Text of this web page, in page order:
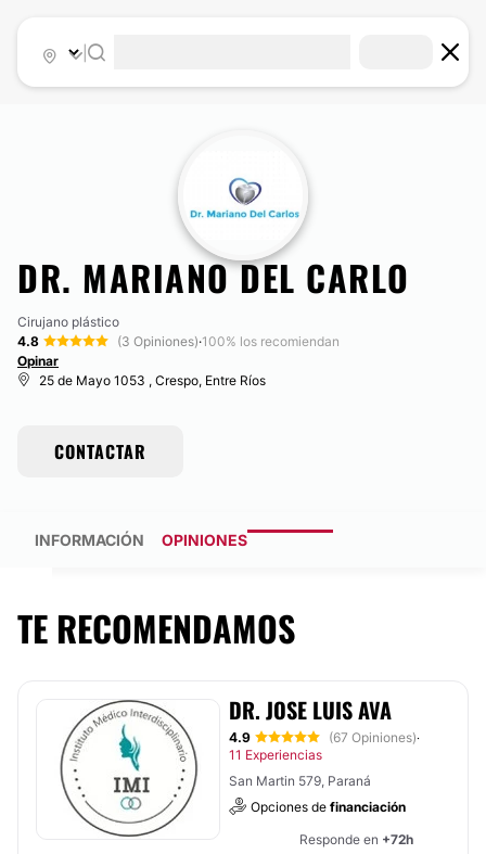
DR. MARIANO DEL CARLO
Cirujano plástico
4.8
(3 Opiniones)·100% los recomiendan
Opinar
25 de Mayo 1053 , Crespo, Entre Ríos
CONTACTAR
INFORMACIÓN OPINIONES
TE RECOMENDAMOS
DR. JOSE LUIS AVA
4.9 (67 Opiniones)·
11 Experiencias
San Martin 579, Paraná
Opciones de financiación
Responde en +72h